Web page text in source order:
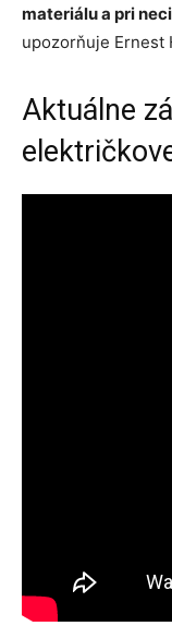
materiálu a pri
upozorňuje Ernest
Aktuálne